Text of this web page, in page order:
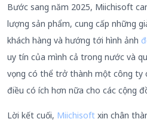
Bước sang năm 2025, Miichisoft
lượng sản phẩm, cung cấp những
khách hàng và hướng tới hình ảnh
uy tín của mình cả trong nước và
vọng có thể trở thành một công ty
điều có ích hơn nữa cho các cộng
Lời kết cuối, Miichisoft xin chân